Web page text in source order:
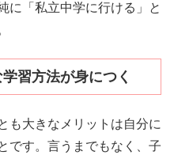
に「私立中学に行ける」と
習方法が身につく
も大きなメリットは自分に
です。言うまでもなく、子